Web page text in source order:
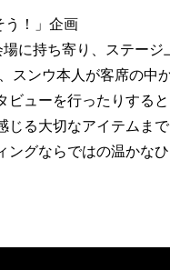
！」企画
に持ち寄り、ステージ
スンウ本人が客席の中
ューを行ったりすると
る大切なアイテムま
グならではの温かなひ